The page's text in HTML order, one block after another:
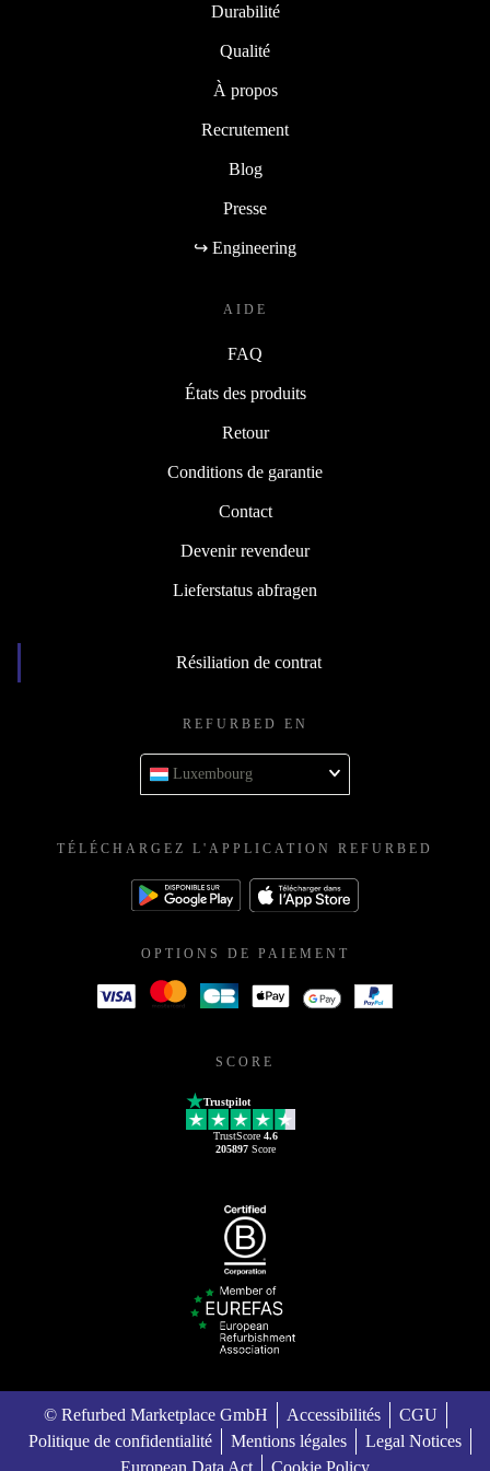
Durabilité
Qualité
À propos
Recrutement
Blog
Presse
↪ Engineering
AIDE
FAQ
États des produits
Retour
Conditions de garantie
Contact
Devenir revendeur
Lieferstatus abfragen
Résiliation de contrat
REFURBED EN
Luxembourg
TÉLÉCHARGEZ L'APPLICATION REFURBED
OPTIONS DE PAIEMENT
SCORE
Trustpilot
TrustScore 4.6
205897Score
© Refurbed Marketplace GmbH Accessibilités
CGU
Politique de confidentialité
Mentions légales
Legal Notices